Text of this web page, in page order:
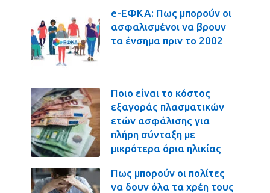
e-ΕΦΚΑ: Πως μπορούν οι
ασφαλισμένοι να βρουν
τα ένσημα πριν το 2002
Ποιο είναι το κόστος
εξαγοράς πλασματικών
ετών ασφάλισης για
πλήρη σύνταξη με
μικρότερα όρια ηλικίας
Πως μπορούν οι πολίτες
να δουν όλα τα χρέη τους